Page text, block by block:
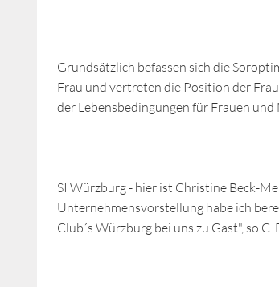
Grundsätzlich befassen sich die
Frau und vertreten die Position der
der Lebensbedingungen für Frauen
SI Würzburg - hier ist Christine Beck-
Unternehmensvorstellung habe ich
Club´s Würzburg bei uns zu Gast", so